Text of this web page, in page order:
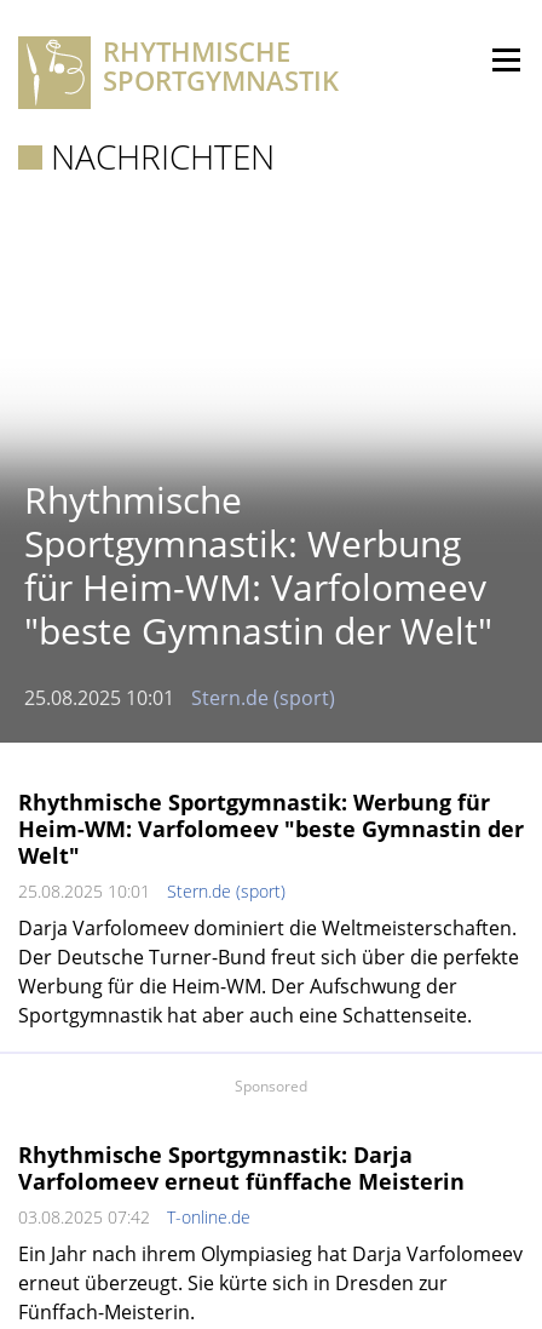
RHYTHMISCHE
SPORTGYMNASTIK
NACHRICHTEN
Rhythmische
Sportgymnastik: Werbung
für Heim-WM: Varfolomeev
"beste Gymnastin der Welt"
25.08.2025 10:01 Stern.de (sport)
Rhythmische Sportgymnastik: Werbung für
Heim-WM: Varfolomeev "beste Gymnastin der
Welt"
25.08.2025 10:01 Stern.de (sport)
Darja Varfolomeev dominiert die Weltmeisterschaften.
Der Deutsche Turner-Bund freut sich über die perfekte
Werbung für die Heim-WM. Der Aufschwung der
Sportgymnastik hat aber auch eine Schattenseite.
Rhythmische Sportgymnastik: Darja
Varfolomeev erneut fünffache Meisterin
03.08.2025 07:42 T-online.de
Ein Jahr nach ihrem Olympiasieg hat Darja Varfolomeev
erneut überzeugt. Sie kürte sich in Dresden zur
Fünffach-Meisterin.
Sponsored